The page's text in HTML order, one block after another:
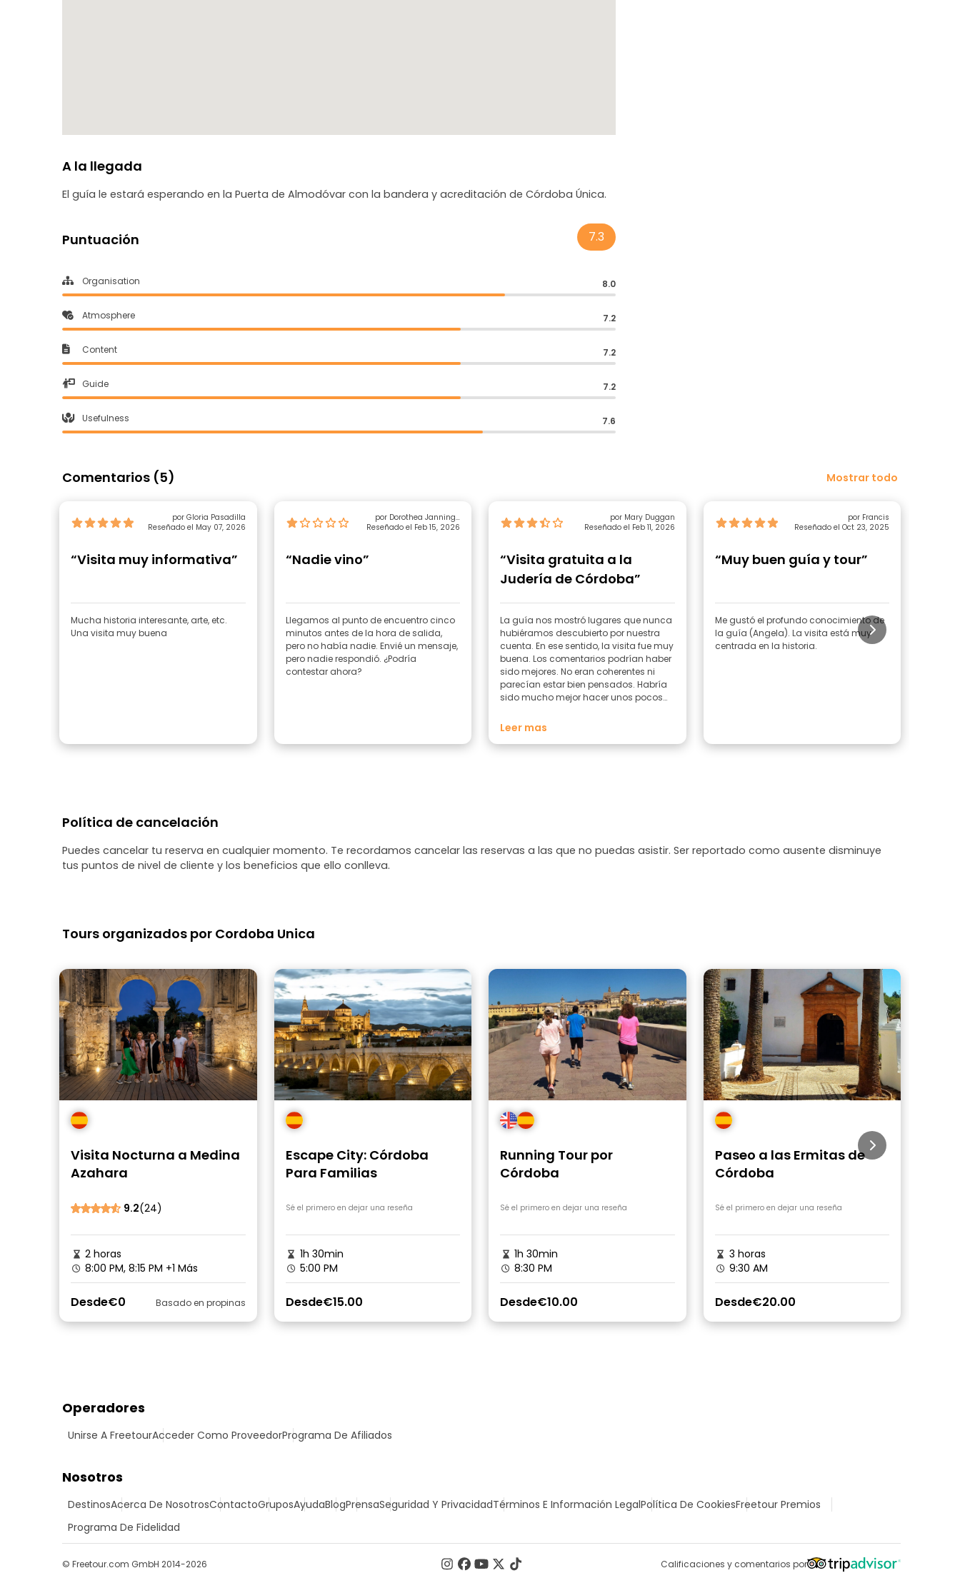
A la llegada
El guía le estará esperando en la Puerta de Almodóvar con la bandera y acreditación de Córdoba Única.
Puntuación 7.3
Organisation 8.0
Atmosphere 7.2
Content 7.2
Guide 7.2
Usefulness 7.6
Comentarios (5) Mostrar todo
por Gloria Pasadilla
Reseñado el May 07, 2026
“Visita muy informativa”
Mucha historia interesante, arte, etc.
Una visita muy buena
por Dorothea Janning-
Többen
Reseñado el Feb 15, 2026
“Nadie vino”
Llegamos al punto de encuentro cinco
minutos antes de la hora de salida,
pero no había nadie. Envié un mensaje,
pero nadie respondió. ¿Podría
contestar ahora?
por Mary Duggan
Reseñado el Feb 11, 2026
“Visita gratuita a la
Judería de Córdoba”
La guía nos mostró lugares que nunca
hubiéramos descubierto por nuestra
cuenta. En ese sentido, la visita fue muy
buena. Los comentarios podrían haber
sido mejores. No eran coherentes ni
parecían estar bien pensados. Habría
sido mucho mejor hacer unos pocos
parada. La guía hablaba muy rápido
entender.
Leer mas
por Francis
Reseñado el Oct 23, 2025
“Muy buen guía y tour”
Me gustó el profundo conocimiento de
la guía (Angela). La visita está muy
centrada en la historia.
Política de cancelación
Puedes cancelar tu reserva en cualquier momento. Te recordamos cancelar las reservas a las que no puedas asistir. Ser reportado como ausente disminuye
tus puntos de nivel de cliente y los beneficios que ello conlleva.
Tours organizados por Cordoba Unica
Visita Nocturna a Medina
Azahara
9.2(24)
2 horas
8:00 PM, 8:15 PM +1 Más
Desde€0 Basado en propinas
Escape City: Córdoba
Para Familias
Sé el primero en dejar una reseña
1h 30min
5:00 PM
Desde€15.00
Running Tour por
Córdoba
Sé el primero en dejar una reseña
1h 30min
8:30 PM
Desde€10.00
Paseo a las Ermitas de
Córdoba
Sé el primero en dejar una reseña
3 horas
9:30 AM
Desde€20.00
Operadores
Unirse A FreetourAcceder Como ProveedorPrograma De Afiliados
Nosotros
DestinosAcerca De NosotrosContactoGruposAyudaBlogPrensaSeguridad Y PrivacidadTérminos E Información LegalPolítica De CookiesFreetour Premios
Programa De Fidelidad
Calificaciones y comentarios por
© Freetour.com GmbH 2014-2026